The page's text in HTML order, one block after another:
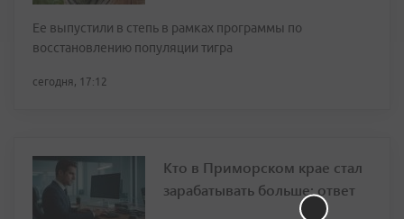
Ее выпустили в степь в рамках программы по
восстановлению популяции тигра
сегодня, 17:12
Кто в Приморском крае стал
зарабатывать больше: ответ